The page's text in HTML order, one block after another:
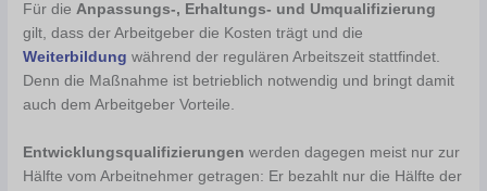
Für dieAnpassungs-, Erhaltungs- und Umqualifizierung
gilt, dass der Arbeitgeber die Kosten trägt und die
Weiterbildung während der regulären Arbeitszeit stattfindet.
Denn die Maßnahme ist betrieblich notwendig und bringt damit
auch dem Arbeitgeber Vorteile.
Entwicklungsqualifizierungen werden dagegen meist nur zur
Hälfte vom Arbeitnehmer getragen: Er bezahlt nur die Hälfte der